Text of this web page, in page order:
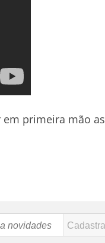
em primeira mão as